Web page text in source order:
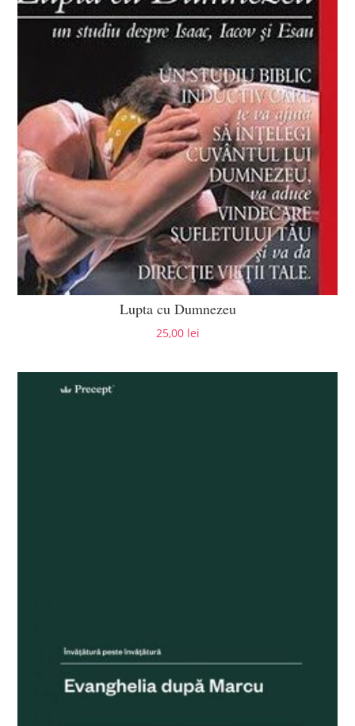
Lupta cu Dumnezeu
25,00 lei